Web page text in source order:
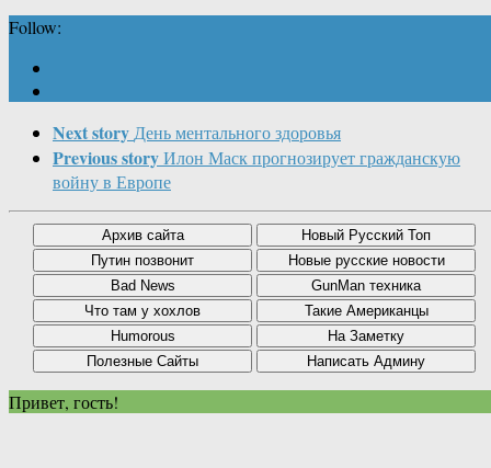
Follow:
Next storyДень ментального здоровья
Previous storyИлон Маск прогнозирует гражданскую
войну в Европе
Привет, гость!